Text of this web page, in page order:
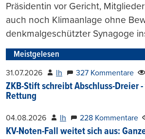
Präsidentin vor Gericht,
auch noch Klimaanlage ohne
denkmalgeschützter Synagoge
Meistgelesen
31.07.2026 lh 327 Kommentare
ZKB-Stift schreibt Abschluss-Dreier
Rettung
04.08.2026 lh 228 Kommentare
KV-Noten-Fall weitet sich aus: